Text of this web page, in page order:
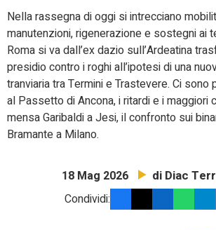
Nella rassegna di oggi si intrecciano
manutenzioni, rigenerazione e sostegni ai
Roma si va dall’ex dazio sull’Ardeatina
presidio contro i roghi all’ipotesi di una
tranviaria tra Termini e Trastevere. Ci sono
al Passetto di Ancona, i ritardi e i maggiori
mensa Garibaldi a Jesi, il confronto sui
Bramante a Milano.
18 Mag 2026 di Diac
Condividi: